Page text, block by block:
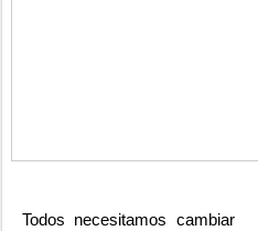
Todos necesitamos cambiar